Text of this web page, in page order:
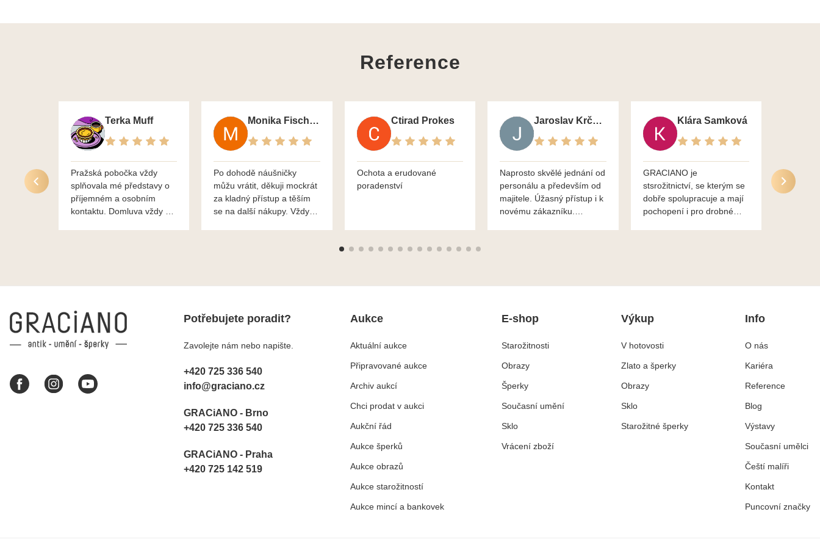
Reference
Terka Muff
Pražská pobočka vždy
splňovala mé představy o
příjemném a osobním
kontaktu. Domluva vždy na
Moc děkuji a doporučuji se
jak už bylo napsáno - na
požádání Vám šperky z
Brna dorazí i do Prahy.
Super !!! pí Papoušková
Monika Fischerova
Po dohodě náušničky
můžu vrátit, děkuji mockrát
za kladný přístup a těším
se na další nákupy. Vždy
Ctirad Prokes
Ochota a erudované
poradenství
Jaroslav Krčma
Naprosto skvělé jednání od
personálu a především od
majitele. Úžasný přístup i k
novému zákazníku.
Klára Samková
GRACIANO je
stsrožitnictví, se kterým se
dobře spolupracuje a mají
pochopení i pro drobné
Služby
jsou po
Potřebujete poradit?
Zavolejte nám nebo napište.
+420 725 336 540
info@graciano.cz
GRACiANO - Brno
+420 725 336 540
GRACiANO - Praha
+420 725 142 519
Aukce
Aktuální aukce
Připravované aukce
Archiv aukcí
Chci prodat v aukci
Aukční řád
Aukce šperků
Aukce obrazů
Aukce starožitností
Aukce mincí a bankovek
E-shop
Starožitnosti
Obrazy
Šperky
Současní umění
Sklo
Vrácení zboží
Výkup
V hotovosti
Zlato a šperky
Obrazy
Sklo
Starožitné šperky
Info
O nás
Kariéra
Reference
Blog
Výstavy
Současní umělci
Čeští malíři
Kontakt
Puncovní značky